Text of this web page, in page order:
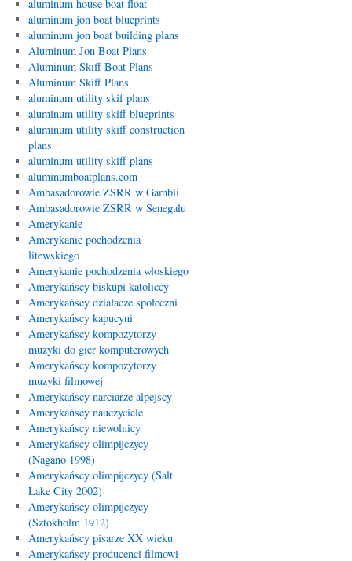
aluminum house boat float
aluminum jon boat blueprints
aluminum jon boat building plans
Aluminum Jon Boat Plans
Aluminum Skiff Boat Plans
Aluminum Skiff Plans
aluminum utility skif plans
aluminum utility skiff blueprints
aluminum utility skiff construction
plans
aluminum utility skiff plans
aluminumboatplans.com
Ambasadorowie ZSRR w Gambii
Ambasadorowie ZSRR w Senegalu
Amerykanie
Amerykanie pochodzenia
litewskiego
Amerykanie pochodzenia włoskiego
Amerykańscy biskupi katoliccy
Amerykańscy działacze społeczni
Amerykańscy kapucyni
Amerykańscy kompozytorzy
muzyki do gier komputerowych
Amerykańscy kompozytorzy
muzyki filmowej
Amerykańscy narciarze alpejscy
Amerykańscy nauczyciele
Amerykańscy niewolnicy
Amerykańscy olimpijczycy
(Nagano 1998)
Amerykańscy olimpijczycy (Salt
Lake City 2002)
Amerykańscy olimpijczycy
(Sztokholm 1912)
Amerykańscy pisarze XX wieku
Amerykańscy producenci filmowi